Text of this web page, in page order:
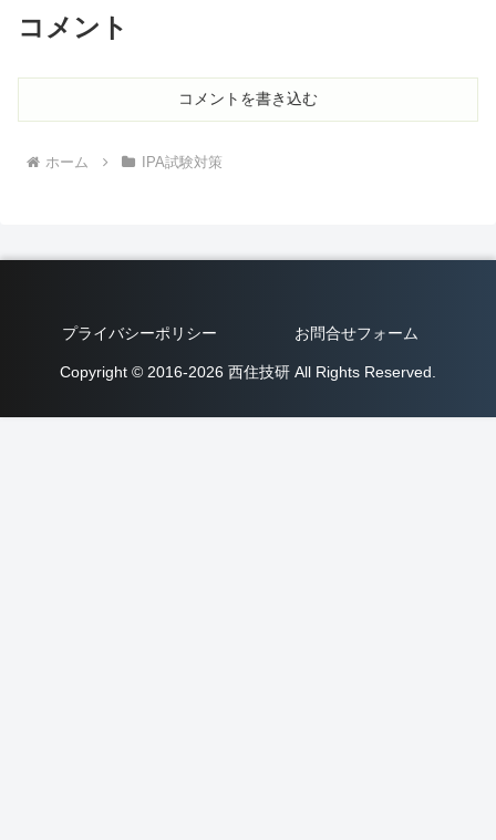
コメント
コメントを書き込む
ホーム IPA試験対策
プライバシーポリシー お問合せフォーム
Copyright © 2016-2026 西住技研 All Rights Reserved.